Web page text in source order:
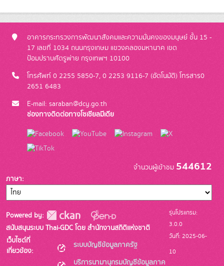
อาคารกระทรวงการพัฒนาสังคมและความมั่นคงของมนุษย์ ชั้น 15 -
17 เลขที่ 1034 ถนนกรุงเกษม แขวงคลองมหานาค เขต
ป้อมปราบศัตรูพ่าย กรุงเทพฯ 10100
โทรศัพท์ 0 2255 5850-7, 0 2253 9116-7 (อัตโนมัติ) โทรสาร0
2651 6483
E-mail: saraban@dcy.go.th
ช่องทางติดต่อทางโซเชียลมีเดีย
จำนวนผู้เข้าชม 544612
ภาษา
Powered by:
สนับสนุนระบบ Thai-GDC โดย สำนักงานสถิติแห่งชาติ
เว็บไซต์ที่
เกี่ยวข้อง:
ระบบบัญชีข้อมูลภาครัฐ
บริการนามานุกรมบัญชีข้อมูลภาค
รุ่นโปรแกรม:
3.0.0
วันที่: 2025-06-
10